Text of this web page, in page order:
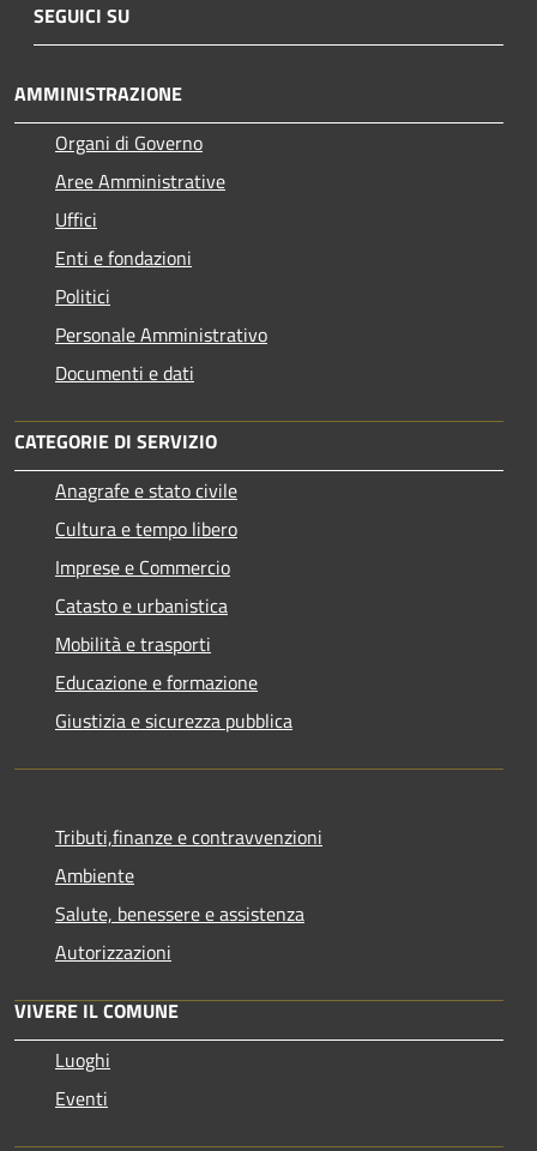
SEGUICI SU
AMMINISTRAZIONE
Organi di Governo
Aree Amministrative
Uffici
Enti e fondazioni
Politici
Personale Amministrativo
Documenti e dati
CATEGORIE DI SERVIZIO
Anagrafe e stato civile
Cultura e tempo libero
Imprese e Commercio
Catasto e urbanistica
Mobilità e trasporti
Educazione e formazione
Giustizia e sicurezza pubblica
Tributi,finanze e contravvenzioni
Ambiente
Salute, benessere e assistenza
Autorizzazioni
VIVERE IL COMUNE
Luoghi
Eventi